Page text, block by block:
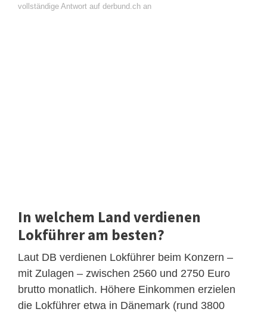
vollständige Antwort auf derbund.ch an
In welchem Land verdienen
Lokführer am besten?
Laut DB verdienen Lokführer beim Konzern –
mit Zulagen – zwischen 2560 und 2750 Euro
brutto monatlich. Höhere Einkommen erzielen
die Lokführer etwa in Dänemark (rund 3800